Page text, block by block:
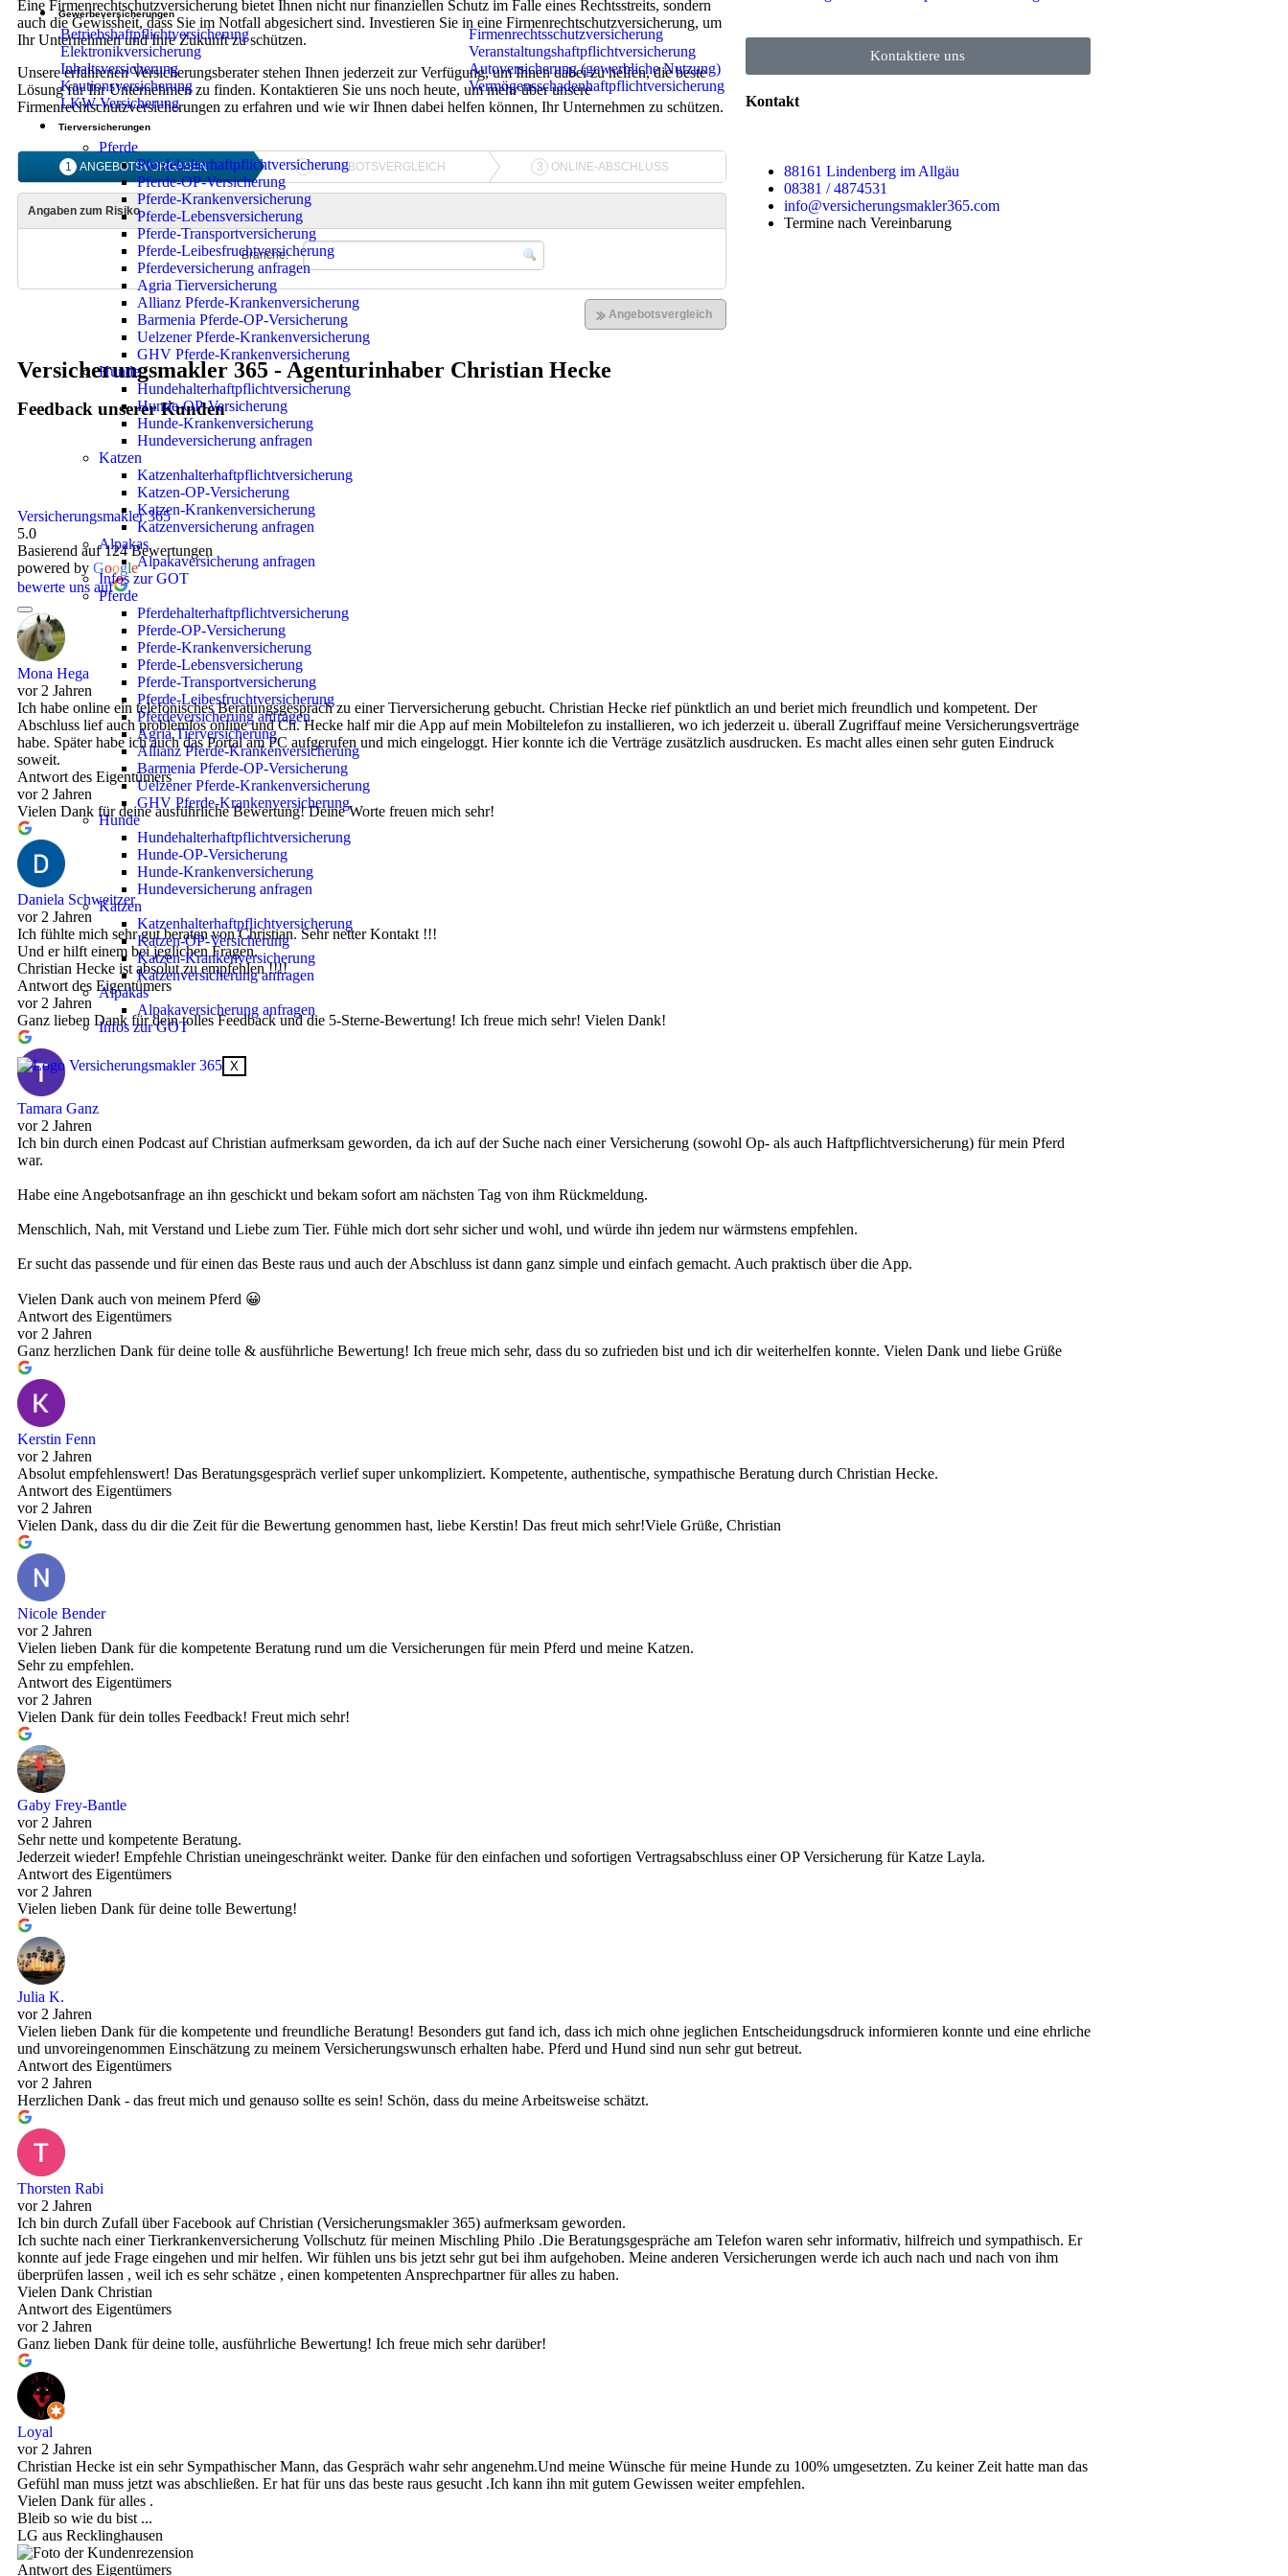
Gewerbeversicherungen
Betriebshaftpflichtversicherung
Elektronikversicherung
Inhaltsversicherung
Kautionsversicherung
LKW-Versicherung
Firmenrechtsschutzversicherung
Veranstaltungshaftpflichtversicherung
Autoversicherung (gewerbliche Nutzung)
Vermögensschadenhaftpflichtversicherung
Tierversicherungen
Pferde
Pferdehalterhaftpflichtversicherung
Pferde-OP-Versicherung
Pferde-Krankenversicherung
Pferde-Lebensversicherung
Pferde-Transportversicherung
Pferde-Leibesfruchtversicherung
Pferdeversicherung anfragen
Agria Tierversicherung
Allianz Pferde-Krankenversicherung
Barmenia Pferde-OP-Versicherung
Uelzener Pferde-Krankenversicherung
GHV Pferde-Krankenversicherung
Hunde
Hundehalterhaftpflichtversicherung
Hunde-OP-Versicherung
Hunde-Krankenversicherung
Hundeversicherung anfragen
Katzen
Katzenhalterhaftpflichtversicherung
Katzen-OP-Versicherung
Katzen-Krankenversicherung
Katzenversicherung anfragen
Alpakas
Alpakaversicherung anfragen
Infos zur GOT
Pferde
Pferdehalterhaftpflichtversicherung
Pferde-OP-Versicherung
Pferde-Krankenversicherung
Pferde-Lebensversicherung
Pferde-Transportversicherung
Pferde-Leibesfruchtversicherung
Pferdeversicherung anfragen
Agria Tierversicherung
Allianz Pferde-Krankenversicherung
Barmenia Pferde-OP-Versicherung
Uelzener Pferde-Krankenversicherung
GHV Pferde-Krankenversicherung
Hunde
Hundehalterhaftpflichtversicherung
Hunde-OP-Versicherung
Hunde-Krankenversicherung
Hundeversicherung anfragen
Katzen
Katzenhalterhaftpflichtversicherung
Katzen-OP-Versicherung
Katzen-Krankenversicherung
Katzenversicherung anfragen
Alpakas
Alpakaversicherung anfragen
Infos zur GOT
X
Eine Firmenrechtschutzversicherung bietet Ihnen nicht nur finanziellen Schutz im Falle eines Rechtsstreits, sondern
auch die Gewissheit, dass Sie im Notfall abgesichert sind. Investieren Sie in eine Firmenrechtschutzversicherung, um
Ihr Unternehmen und Ihre Zukunft zu schützen.
Unsere erfahrenen Versicherungsberater stehen Ihnen jederzeit zur Verfügung, um Ihnen dabei zu helfen, die beste
Lösung für Ihr Unternehmen zu finden. Kontaktieren Sie uns noch heute, um mehr über unsere
Firmenrechtschutzversicherungen zu erfahren und wie wir Ihnen dabei helfen können, Ihr Unternehmen zu schützen.
Kontaktiere uns
Kontakt
88161 Lindenberg im Allgäu
08381 / 4874531
info@versicherungsmakler365.com
Termine nach Vereinbarung
Versicherungsmakler 365 - Agenturinhaber Christian Hecke
Feedback unserer Kunden
Versicherungsmakler 365
5.0
Basierend auf 124 Bewertungen
powered by Google
bewerte uns auf
Mona Hega
vor 2 Jahren
Ich habe online ein telefonisches Beratungsgespräch zu einer Tierversicherung gebucht. Christian Hecke rief pünktlich an und beriet mich freundlich und kompetent. Der
Abschluss lief auch problemlos online und Ch. Hecke half mir die App auf mein Mobiltelefon zu installieren, wo ich jederzeit u. überall Zugriffauf meine Versicherungsverträge
habe. Später habe ich auch das Portal am PC aufgerufen und mich eingeloggt. Hier konnte ich die Verträge zusätzlich ausdrucken. Es macht alles einen sehr guten Eindruck
soweit.
Antwort des Eigentümers
vor 2 Jahren
Vielen Dank für deine ausführliche Bewertung! Deine Worte freuen mich sehr!
Daniela Schweitzer
vor 2 Jahren
Ich fühlte mich sehr gut beraten von Christian. Sehr netter Kontakt !!!
Und er hilft einem bei jeglichen Fragen.
Christian Hecke ist absolut zu empfehlen !!!!
Antwort des Eigentümers
vor 2 Jahren
Ganz lieben Dank für dein tolles Feedback und die 5-Sterne-Bewertung! Ich freue mich sehr! Vielen Dank!
Tamara Ganz
vor 2 Jahren
Ich bin durch einen Podcast auf Christian aufmerksam geworden, da ich auf der Suche nach einer Versicherung (sowohl Op- als auch Haftpflichtversicherung) für mein Pferd
war.
Habe eine Angebotsanfrage an ihn geschickt und bekam sofort am nächsten Tag von ihm Rückmeldung.
Menschlich, Nah, mit Verstand und Liebe zum Tier. Fühle mich dort sehr sicher und wohl, und würde ihn jedem nur wärmstens empfehlen.
Er sucht das passende und für einen das Beste raus und auch der Abschluss ist dann ganz simple und einfach gemacht. Auch praktisch über die App.
Vielen Dank auch von meinem Pferd 😀
Antwort des Eigentümers
vor 2 Jahren
Ganz herzlichen Dank für deine tolle & ausführliche Bewertung! Ich freue mich sehr, dass du so zufrieden bist und ich dir weiterhelfen konnte. Vielen Dank und liebe Grüße
Kerstin Fenn
vor 2 Jahren
Absolut empfehlenswert! Das Beratungsgespräch verlief super unkompliziert. Kompetente, authentische, sympathische Beratung durch Christian Hecke.
Antwort des Eigentümers
vor 2 Jahren
Vielen Dank, dass du dir die Zeit für die Bewertung genommen hast, liebe Kerstin! Das freut mich sehr!Viele Grüße, Christian
Nicole Bender
vor 2 Jahren
Vielen lieben Dank für die kompetente Beratung rund um die Versicherungen für mein Pferd und meine Katzen.
Sehr zu empfehlen.
Antwort des Eigentümers
vor 2 Jahren
Vielen Dank für dein tolles Feedback! Freut mich sehr!
Gaby Frey-Bantle
vor 2 Jahren
Sehr nette und kompetente Beratung.
Jederzeit wieder! Empfehle Christian uneingeschränkt weiter. Danke für den einfachen und sofortigen Vertragsabschluss einer OP Versicherung für Katze Layla.
Antwort des Eigentümers
vor 2 Jahren
Vielen lieben Dank für deine tolle Bewertung!
Julia K.
vor 2 Jahren
Vielen lieben Dank für die kompetente und freundliche Beratung! Besonders gut fand ich, dass ich mich ohne jeglichen Entscheidungsdruck informieren konnte und eine ehrliche
und unvoreingenommen Einschätzung zu meinem Versicherungswunsch erhalten habe. Pferd und Hund sind nun sehr gut betreut.
Antwort des Eigentümers
vor 2 Jahren
Herzlichen Dank - das freut mich und genauso sollte es sein! Schön, dass du meine Arbeitsweise schätzt.
Thorsten Rabi
vor 2 Jahren
Ich bin durch Zufall über Facebook auf Christian (Versicherungsmakler 365) aufmerksam geworden.
Ich suchte nach einer Tierkrankenversicherung Vollschutz für meinen Mischling Philo .Die Beratungsgespräche am Telefon waren sehr informativ, hilfreich und sympathisch. Er
konnte auf jede Frage eingehen und mir helfen. Wir fühlen uns bis jetzt sehr gut bei ihm aufgehoben. Meine anderen Versicherungen werde ich auch nach und nach von ihm
überprüfen lassen , weil ich es sehr schätze , einen kompetenten Ansprechpartner für alles zu haben.
Vielen Dank Christian
Antwort des Eigentümers
vor 2 Jahren
Ganz lieben Dank für deine tolle, ausführliche Bewertung! Ich freue mich sehr darüber!
Loyal
vor 2 Jahren
Christian Hecke ist ein sehr Sympathischer Mann, das Gespräch wahr sehr angenehm.Und meine Wünsche für meine Hunde zu 100% umgesetzten. Zu keiner Zeit hatte man das
Gefühl man muss jetzt was abschließen. Er hat für uns das beste raus gesucht .Ich kann ihn mit gutem Gewissen weiter empfehlen.
Vielen Dank für alles .
Bleib so wie du bist ...
LG aus Recklinghausen
Antwort des Eigentümers